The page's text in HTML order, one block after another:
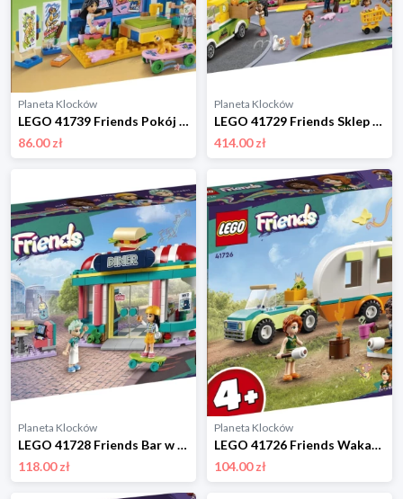
Planeta Klocków
LEGO 41739 Friends Pokój Liann Lego
86.00 zł
Planeta Klocków
LEGO 41729 Friends Sklep spożywczy z żywnością ekologiczną Lego
414.00 zł
Planeta Klocków
LEGO 41728 Friends Bar w śródmieściu Heartlake Lego
118.00 zł
Planeta Klocków
LEGO 41726 Friends Wakacyjna wyprawa na biwak Lego
104.00 zł